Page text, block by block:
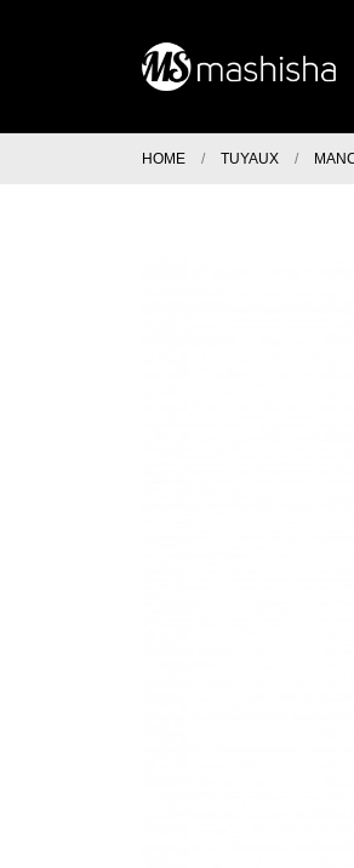
HOME TUYAUX